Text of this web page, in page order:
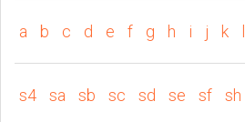
a b c d e f g h i j k
s4 sa sb sc sd se sf sh